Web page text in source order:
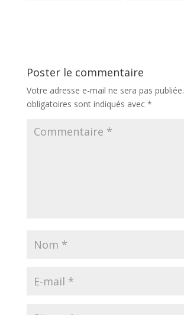
Poster le commentaire
Votre adresse e-mail ne sera pas publiée.
obligatoires sont indiqués avec *